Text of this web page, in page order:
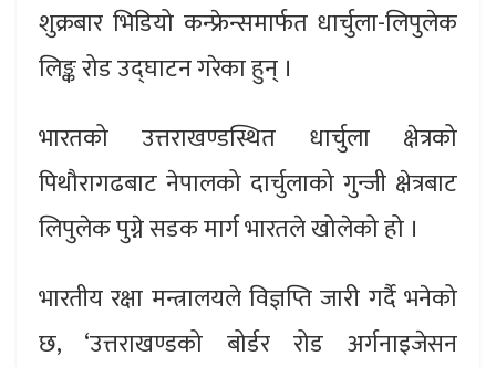
शुक्रबार भिडियो कन्फ्रेन्समार्फत धार्चुला-लिपुलेक
लिङ्क रोड उद्घाटन गरेका हुन् ।
भारतको उत्तराखण्डस्थित धार्चुला क्षेत्रको
पिथौरागढबाट नेपालको दार्चुलाको गुन्जी क्षेत्रबाट
लिपुलेक पुग्ने सडक मार्ग भारतले खोलेको हो ।
भारतीय रक्षा मन्त्रालयले विज्ञप्ति जारी गर्दै भनेको
छ, ‘उत्तराखण्डको बोर्डर रोड अर्गनाइजेसन